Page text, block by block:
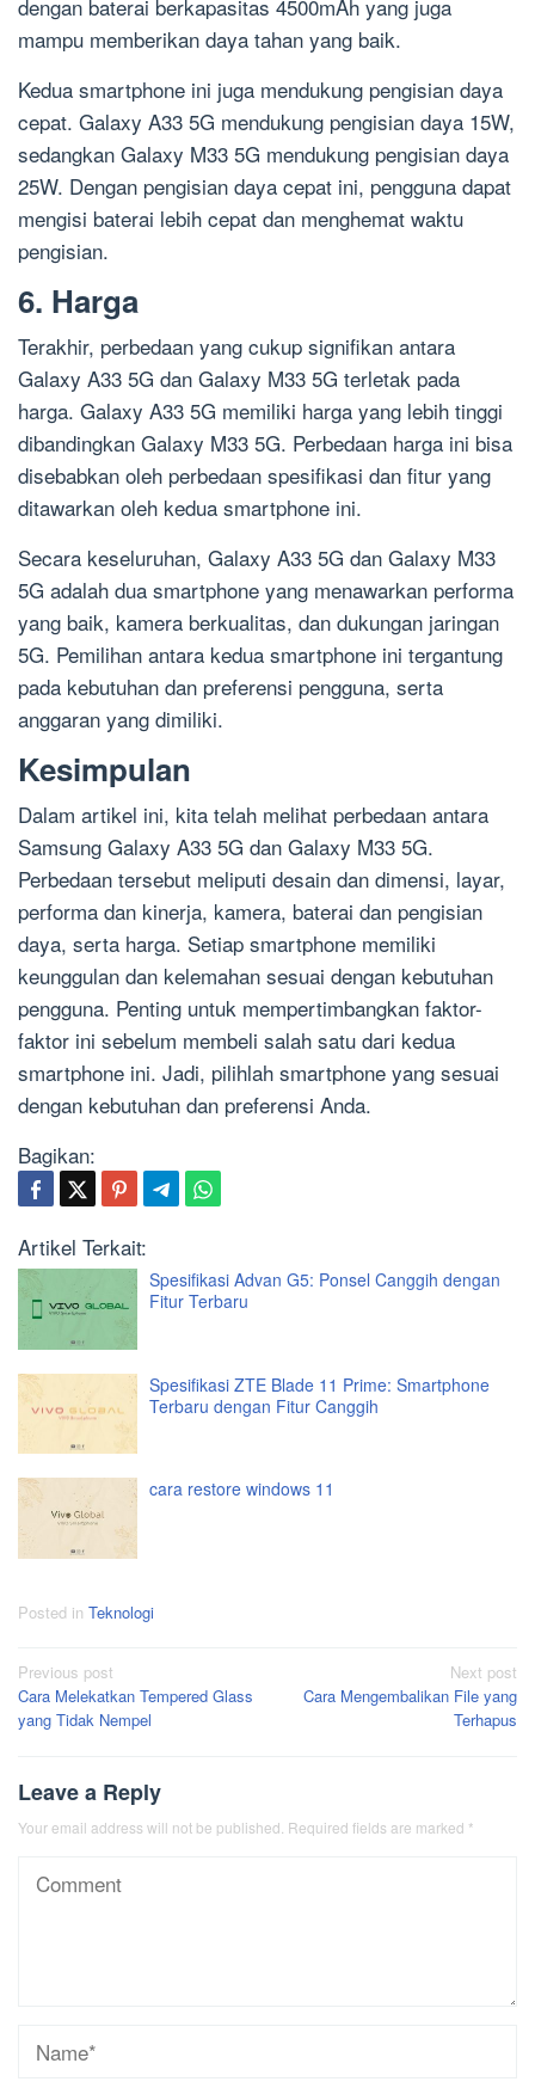
dengan baterai berkapasitas 4500mAh yang juga
mampu memberikan daya tahan yang baik.
Kedua smartphone ini juga mendukung pengisian daya
cepat. Galaxy A33 5G mendukung pengisian daya 15W,
sedangkan Galaxy M33 5G mendukung pengisian daya
25W. Dengan pengisian daya cepat ini, pengguna dapat
mengisi baterai lebih cepat dan menghemat waktu
pengisian.
6. Harga
Terakhir, perbedaan yang cukup signifikan antara
Galaxy A33 5G dan Galaxy M33 5G terletak pada
harga. Galaxy A33 5G memiliki harga yang lebih tinggi
dibandingkan Galaxy M33 5G. Perbedaan harga ini bisa
disebabkan oleh perbedaan spesifikasi dan fitur yang
ditawarkan oleh kedua smartphone ini.
Secara keseluruhan, Galaxy A33 5G dan Galaxy M33
5G adalah dua smartphone yang menawarkan performa
yang baik, kamera berkualitas, dan dukungan jaringan
5G. Pemilihan antara kedua smartphone ini tergantung
pada kebutuhan dan preferensi pengguna, serta
anggaran yang dimiliki.
Kesimpulan
Dalam artikel ini, kita telah melihat perbedaan antara
Samsung Galaxy A33 5G dan Galaxy M33 5G.
Perbedaan tersebut meliputi desain dan dimensi, layar,
performa dan kinerja, kamera, baterai dan pengisian
daya, serta harga. Setiap smartphone memiliki
keunggulan dan kelemahan sesuai dengan kebutuhan
pengguna. Penting untuk mempertimbangkan faktor-
faktor ini sebelum membeli salah satu dari kedua
smartphone ini. Jadi, pilihlah smartphone yang sesuai
dengan kebutuhan dan preferensi Anda.
Bagikan:
Artikel Terkait:
Spesifikasi Advan G5: Ponsel Canggih dengan
Fitur Terbaru
Spesifikasi ZTE Blade 11 Prime: Smartphone
Terbaru dengan Fitur Canggih
cara restore windows 11
Posted in Teknologi
Post
navigation
Previous post
Cara Melekatkan Tempered Glass
yang Tidak Nempel
Next post
Cara Mengembalikan File yang
Terhapus
Leave a Reply
Your email address will not be published. Required fields are marked *